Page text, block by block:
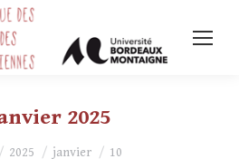
2025
ici :
2025 janvier 10